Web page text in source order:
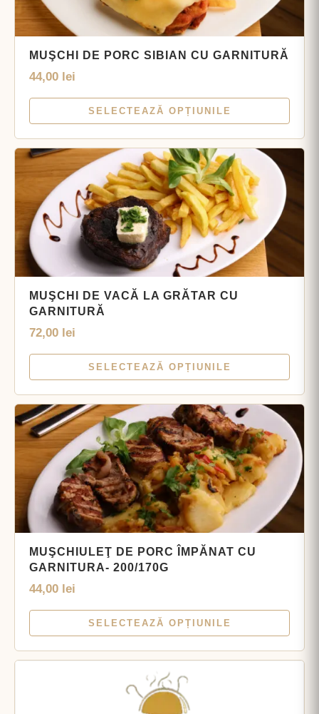
MUŞCHI DE PORC SIBIAN CU GARNITURĂ
44,00 lei
SELECTEAZĂ OPȚIUNILE
MUŞCHI DE VACĂ LA GRĂTAR CU
GARNITURĂ
72,00 lei
SELECTEAZĂ OPȚIUNILE
MUŞCHIULEŢ DE PORC ÎMPĂNAT CU
GARNITURA- 200/170G
44,00 lei
SELECTEAZĂ OPȚIUNILE